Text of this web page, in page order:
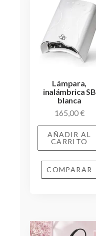
Lámpara,
inalámbrica SB
blanca
165,00€
AÑADIR AL
CARRITO
COMPARAR